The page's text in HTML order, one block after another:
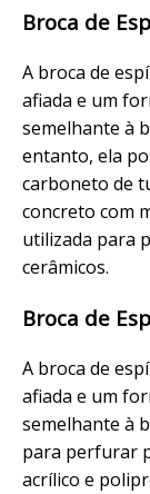
Broca de
A broca de
afiada e um
semelhante à
entanto, ela
carboneto de
concreto com
utilizada para
cerâmicos.
Broca de
A broca de
afiada e um
semelhante à
para perfurar
acrílico e